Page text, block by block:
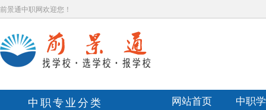
前景通中职网欢迎您！
中职专业分类 网站首页 中职